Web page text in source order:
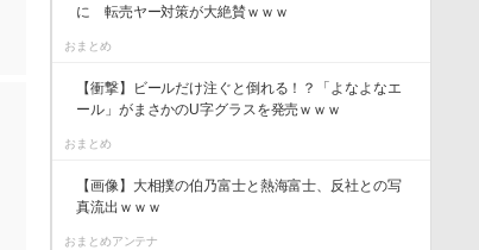
に 転売ヤー対策が大絶賛ｗｗｗ
おまとめ
【衝撃】ビールだけ注ぐと倒れる！？「よなよなエ
ール」がまさかのU字グラスを発売ｗｗｗ
おまとめ
【画像】大相撲の伯乃富士と熱海富士、反社との写
真流出ｗｗｗ
おまとめアンテナ